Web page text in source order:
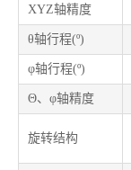
XYZ轴精度
θ轴行程(º)
φ轴行程(º)
Θ、φ轴精度
旋转结构